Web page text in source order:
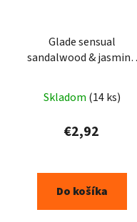
Glade sensual
sandalwood & jasmine
300ml
Skladom (14 ks)
€2,92
Do košíka